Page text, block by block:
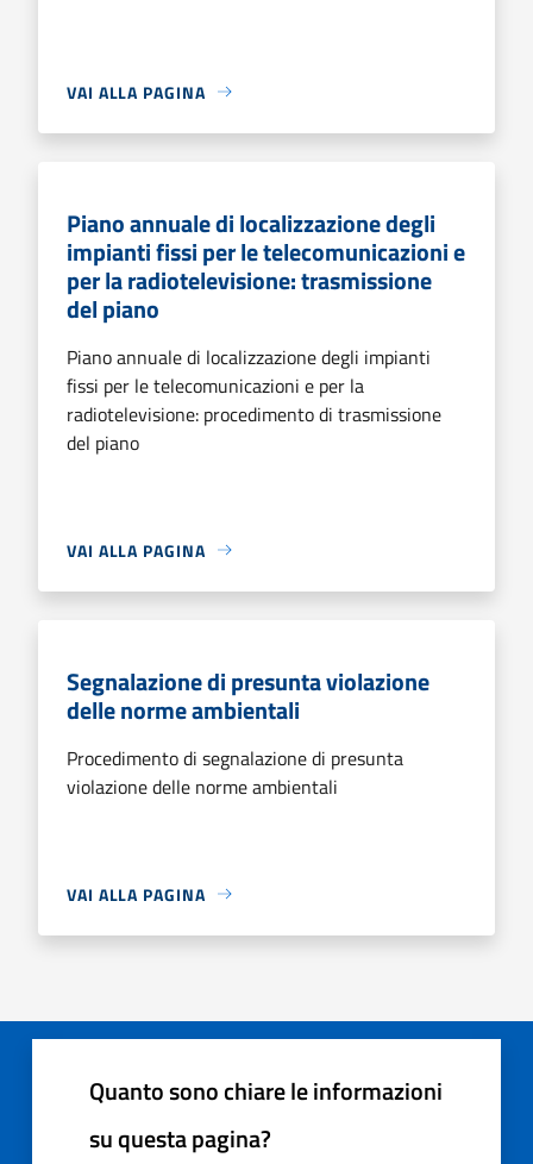
VAI ALLA PAGINA
Piano annuale di localizzazione degli
impianti fissi per le telecomunicazioni e
per la radiotelevisione: trasmissione
del piano
Piano annuale di localizzazione degli impianti
fissi per le telecomunicazioni e per la
radiotelevisione: procedimento di trasmissione
del piano
VAI ALLA PAGINA
Segnalazione di presunta violazione
delle norme ambientali
Procedimento di segnalazione di presunta
violazione delle norme ambientali
VAI ALLA PAGINA
Quanto sono chiare le informazioni
su questa pagina?